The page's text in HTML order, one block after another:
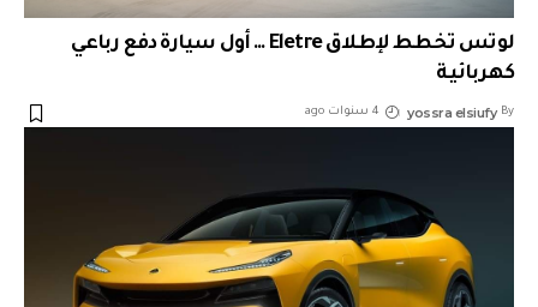
لوتس تخطط لإطلاق Eletre … أول سيارة دفع رباعي
كهربائية
By
yossra elsiufy 4 سنوات ago